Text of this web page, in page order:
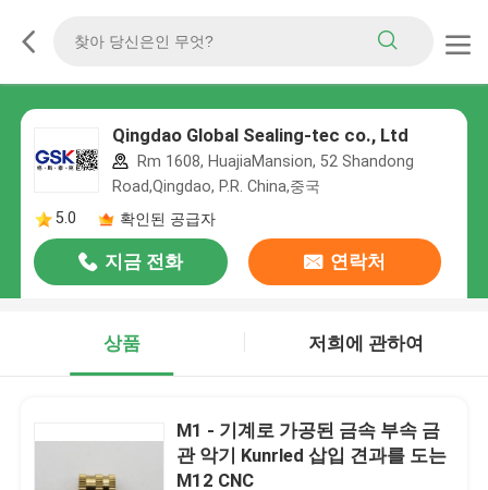
Qingdao Global Sealing-tec co., Ltd
Rm 1608, HuajiaMansion, 52 Shandong
Road,Qingdao, P.R. China,중국
5.0
확인된 공급자
지금 전화 연락처
상품 저희에 관하여
M1 - 기계로 가공된 금속 부속 금
관 악기 Kunrled 삽입 견과를 도는
M12 CNC